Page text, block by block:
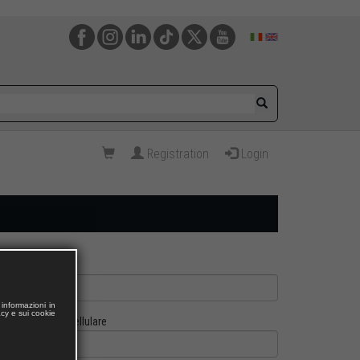
Registration Login
Cellulare
in
e sui cookie